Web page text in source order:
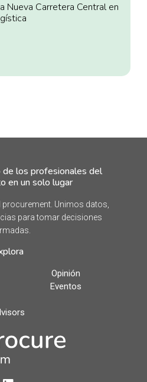
Nueva Carretera Central en
de los profesionales del
en un solo lugar
Unimos datos,
para tomar decisiones
Opinión
Eventos